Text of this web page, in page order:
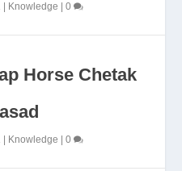
Knowledge |0
Horse Chetak
Knowledge |0